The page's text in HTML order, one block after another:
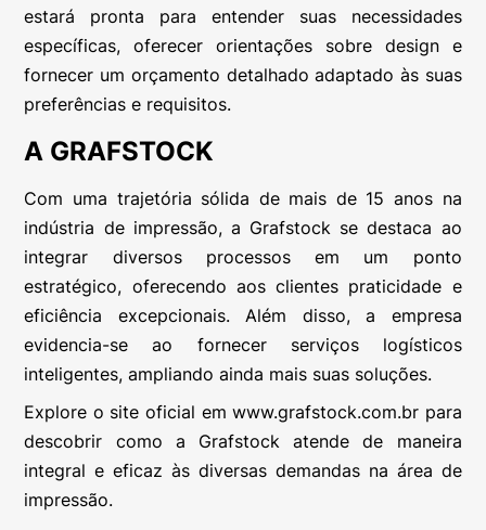
estará pronta para entender suas necessidades
específicas, oferecer orientações sobre design e
fornecer um orçamento detalhado adaptado às suas
preferências e requisitos.
A GRAFSTOCK
Com uma trajetória sólida de mais de 15 anos na
indústria de impressão, a Grafstock se destaca ao
integrar diversos processos em um ponto
estratégico, oferecendo aos clientes praticidade e
eficiência excepcionais. Além disso, a empresa
evidencia-se ao fornecer serviços logísticos
inteligentes, ampliando ainda mais suas soluções.
Explore o site oficial em www.grafstock.com.br para
descobrir como a Grafstock atende de maneira
integral e eficaz às diversas demandas na área de
impressão.